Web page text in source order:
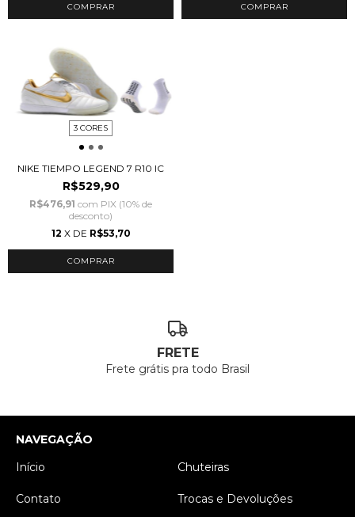
COMPRAR COMPRAR
3 CORES
NIKE TIEMPO LEGEND 7 R10 IC
R$529,90
R$476,91 com PIX (10% de
desconto)
12 X DE R$53,70
COMPRAR
FRETE
Frete grátis pra todo Brasil
NAVEGAÇÃO
Início
Chuteiras
Contato Trocas e Devoluções